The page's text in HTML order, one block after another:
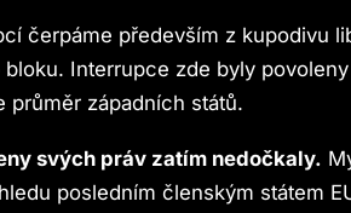
čerpáme především z kupodivu
Interrupce zde byly
průměr západních států.
svých práv zatím nedočkaly.
posledním členským státem